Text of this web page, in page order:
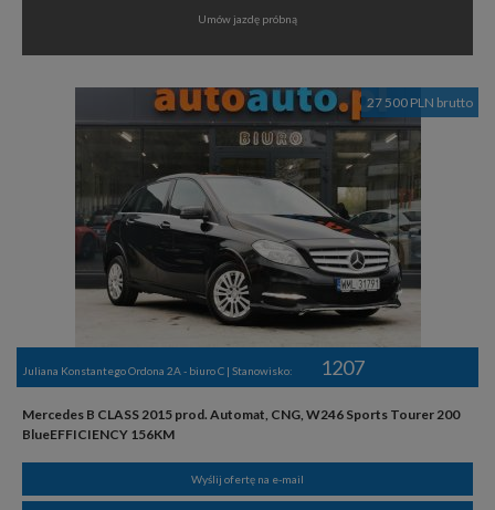
Umów jazdę próbną
27 500 PLN brutto
Juliana Konstantego Ordona 2A - biuro C | Stanowisko: 1207
Mercedes B CLASS 2015 prod. Automat, CNG, W246 Sports Tourer 200
BlueEFFICIENCY 156KM
Wyślij ofertę na e-mail